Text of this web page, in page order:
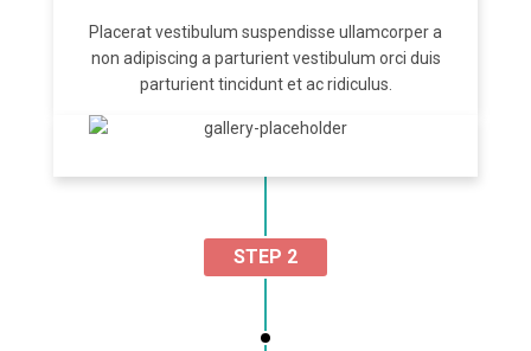
Placerat vestibulum suspendisse ullamcorper a
non adipiscing a parturient vestibulum orci duis
parturient tincidunt et ac ridiculus.
STEP 2